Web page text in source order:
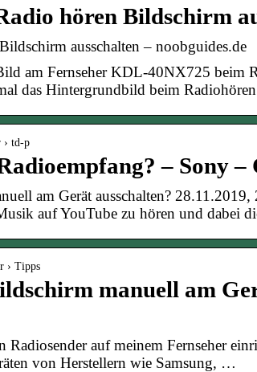
hören Bildschirm
ausschalten – noobguides.de
am Fernseher KDL-40NX725 beim
das Hintergrundbild beim Radiohören
› td-p
– Sony
am Gerät ausschalten? 28.11.2019,
auf YouTube zu hören und dabei
› Tipps
manuell am
auf meinem Fernseher
von Herstellern wie Samsung, …